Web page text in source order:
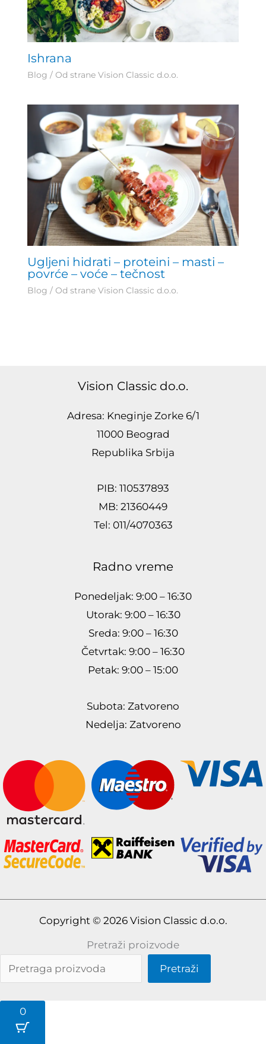
Ishrana
Blog / Od strane Vision Classic d.o.o.
Ugljeni hidrati – proteini – masti –
povrće – voće – tečnost
Blog / Od strane Vision Classic d.o.o.
Vision Classic do.o.
Adresa: Kneginje Zorke 6/1
11000 Beograd
Republika Srbija
PIB: 110537893
MB: 21360449
Tel: 011/4070363
Radno vreme
Ponedeljak: 9:00 – 16:30
Utorak: 9:00 – 16:30
Sreda: 9:00 – 16:30
Četvrtak: 9:00 – 16:30
Petak: 9:00 – 15:00
Subota: Zatvoreno
Nedelja: Zatvoreno
Copyright © 2026 Vision Classic d.o.o.
Pretraži proizvode
Pretraži
0